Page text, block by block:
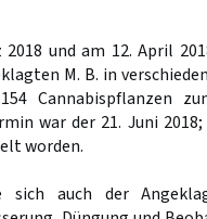
und am 12. April
M. B. in
Cannabispflanzen
war der 21. Juni 2018;
worden.
sich auch der